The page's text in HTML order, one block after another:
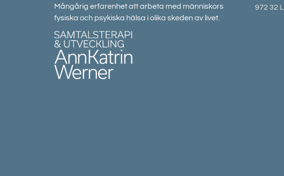
Mångårig erfarenhet att arbeta med människors
fysiska och psykiska hälsa i olika skeden av livet.
972 32